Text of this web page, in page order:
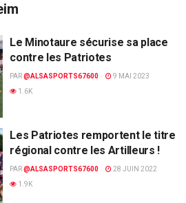
Le Minotaure sécurise sa place
contre les Patriotes
PAR@ALSASPORTS67600
9 MAI 2023
1.6K
Les Patriotes remportent le titre
régional contre les Artilleurs !
PAR@ALSASPORTS67600
28 JUIN 2022
1.9K